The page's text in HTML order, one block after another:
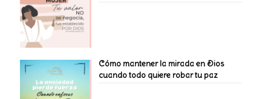
Cómo mantener la mirada en Dios
cuando todo quiere robar tu paz